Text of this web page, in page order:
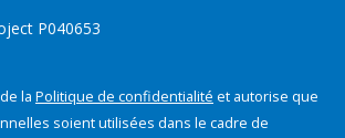
P040653
la Politique de confidentialité et autorise que
soient utilisées dans le cadre de